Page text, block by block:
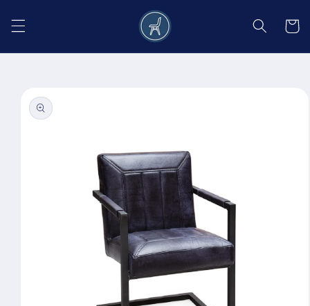
conținut
Coș
informațiile
despre
produs